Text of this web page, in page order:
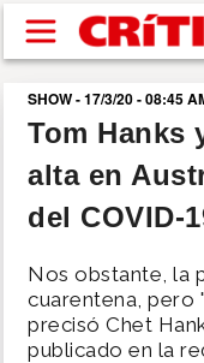
Pasar al contenido
buscar
SUCESOS
POLÍTICA
SHOW - 17/3/20 - 08:45
Tom Hanks
alta en
del COVID-
Nos obstante, la
cuarentena, pero
precisó Chet
publicado en la